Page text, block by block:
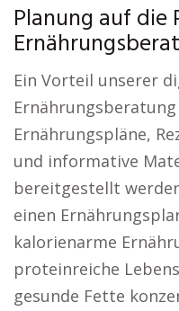
Planung auf die
Ein Vorteil unserer
Ernährungspläne,
und informative
bereitgestellt
einen
kalorienarme
proteinreiche
gesunde Fette